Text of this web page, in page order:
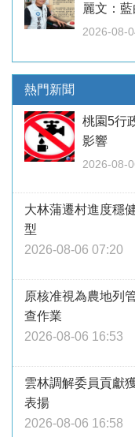
麗文：
2026-08-
熱門新聞
桃園5行
影響
2026-08-
大林蒲遷村進度穩
型
2026-08-06 07:20
原核准視為農地列
查作業
2026-08-06 16:53
雲林調解委員貢獻
表揚
2026-08-06 16:58